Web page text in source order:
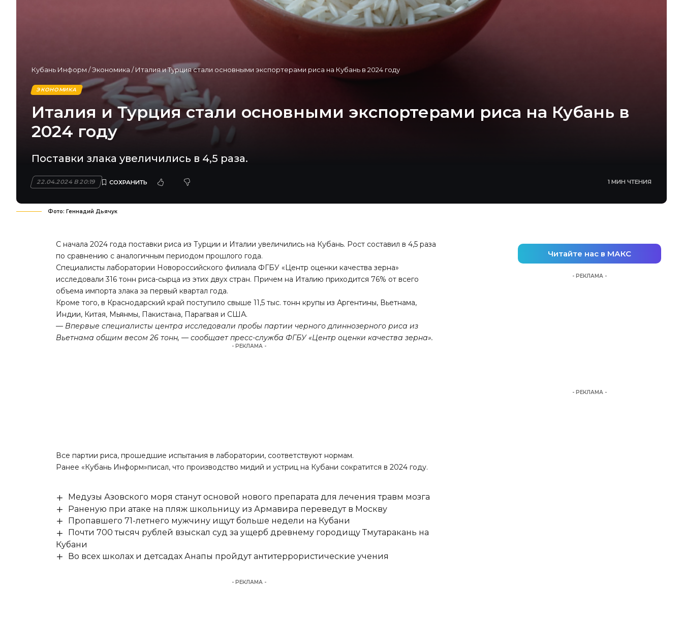
Кубань Информ /Экономика /Италия и Турция стали основными экспортерами риса на Кубань в 2024 году
ЭКОНОМИКА
Италия и Турция стали основными экспортерами риса на Кубань в
2024 году
Поставки злака увеличились в 4,5 раза.
22.04.2024 В 20:19 1 МИН ЧТЕНИЯ
Фото: Геннадий Дьячук
С начала 2024 года поставки риса из Турции и Италии увеличились на Кубань. Рост составил в 4,5 раза
по сравнению с аналогичным периодом прошлого года.
Специалисты лаборатории Новороссийского филиала ФГБУ «Центр оценки качества зерна»
исследовали 316 тонн риса-сырца из этих двух стран. Причем на Италию приходится 76% от всего
объема импорта злака за первый квартал года.
Кроме того, в Краснодарский край поступило свыше 11,5 тыс. тонн крупы из Аргентины, Вьетнама,
Индии, Китая, Мьянмы, Пакистана, Парагвая и США.
— Впервые специалисты центра исследовали пробы партии черного длиннозерного риса из
Вьетнама общим весом 26 тонн, — сообщает пресс-служба ФГБУ «Центр оценки качества зерна».
- РЕКЛАМА -
Все партии риса, прошедшие испытания в лаборатории, соответствуют нормам.
Ранее «Кубань Информ»писал, что производство мидий и устриц на Кубани сократится в 2024 году.
Медузы Азовского моря станут основой нового препарата для лечения травм мозга
Раненую при атаке на пляж школьницу из Армавира переведут в Москву
Пропавшего 71-летнего мужчину ищут больше недели на Кубани
Почти 700 тысяч рублей взыскал суд за ущерб древнему городищу Тмутаракань на
Кубани
Во всех школах и детсадах Анапы пройдут антитеррористические учения
- РЕКЛАМА -
Читайте нас в МАКС
- РЕКЛАМА -
- РЕКЛАМА -